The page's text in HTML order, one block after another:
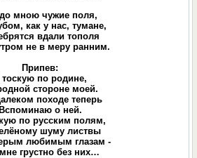
мною чужие поля,
как у нас, тумане,
вдали тополя
не в меру ранним.
Припев:
по родине,
стороне моей.
походе теперь
Вспоминаю о ней.
по русским полям,
шуму листвы
любимым глазам -
грустно без них…